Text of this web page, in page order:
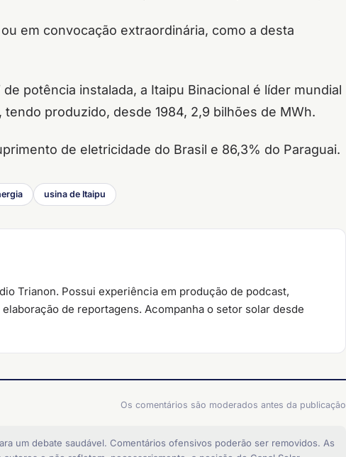
em convocação extraordinária, como a desta
potência instalada, a Itaipu Binacional é líder mundial
produzido, desde 1984, 2,9 bilhões de MWh.
de eletricidade do Brasil e 86,3% do Paraguai.
usina de Itaipu
Trianon. Possui experiência em produção de podcast,
de reportagens. Acompanha o setor solar desde
Os comentários são moderados antes da publicação
um debate saudável. Comentários ofensivos poderão ser removidos. As